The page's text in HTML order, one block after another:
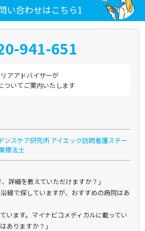
い合わせはこちら1
941-651
アアドバイザーが
ついてご案内いたします
ンスケア研究所 アイエック訪問看護ステー
療法士
詳細を教えていただけますか？」
線で探していますが、おすすめの病院はあ
います。マイナビコメディカルに載ってい
りますか？」